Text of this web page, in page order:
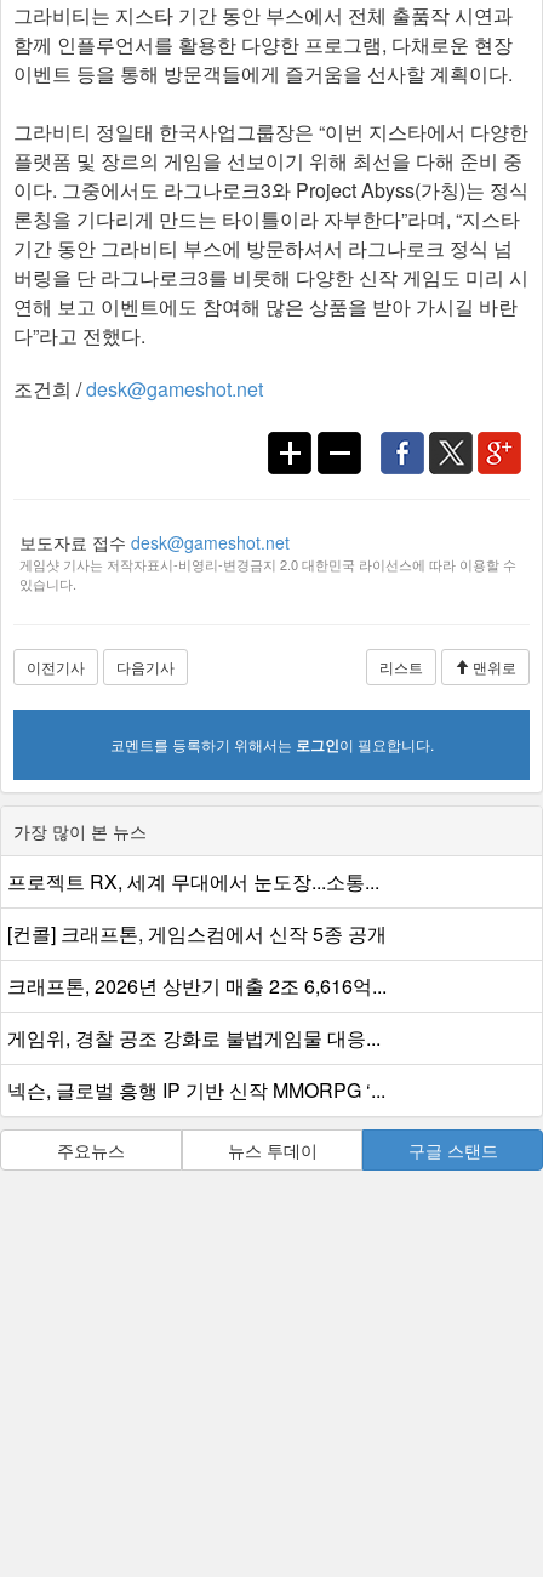
그라비티는 지스타 기간 동안 부스에서 전체 출품작 시연과
함께 인플루언서를 활용한 다양한 프로그램, 다채로운 현장
이벤트 등을 통해 방문객들에게 즐거움을 선사할 계획이다.
그라비티 정일태 한국사업그룹장은 “이번 지스타에서 다양한
플랫폼 및 장르의 게임을 선보이기 위해 최선을 다해 준비 중
이다. 그중에서도 라그나로크3와 Project Abyss(가칭)는 정식
론칭을 기다리게 만드는 타이틀이라 자부한다”라며, “지스타
기간 동안 그라비티 부스에 방문하셔서 라그나로크 정식 넘
버링을 단 라그나로크3를 비롯해 다양한 신작 게임도 미리 시
연해 보고 이벤트에도 참여해 많은 상품을 받아 가시길 바란
다”라고 전했다.​
조건희 /desk@gameshot.net
보도자료 접수 desk@gameshot.net
게임샷 기사는 저작자표시-비영리-변경금지 2.0 대한민국 라이선스에 따라 이용할 수
있습니다.
이전기사 다음기사 리스트 맨위로
코멘트를 등록하기 위해서는 로그인이 필요합니다.
가장 많이 본 뉴스
프로젝트 RX, 세계 무대에서 눈도장...소통...
[컨콜] 크래프톤, 게임스컴에서 신작 5종 공개
크래프톤, 2026년 상반기 매출 2조 6,616억...
게임위, 경찰 공조 강화로 불법게임물 대응...
넥슨, 글로벌 흥행 IP 기반 신작 MMORPG ‘...
주요뉴스 뉴스 투데이 구글 스탠드